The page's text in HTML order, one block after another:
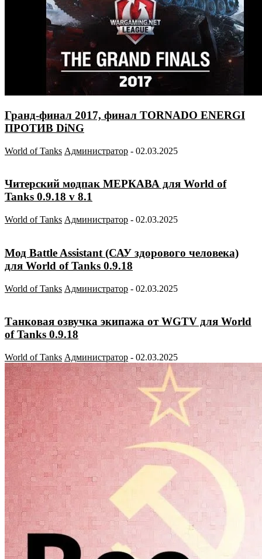
Гранд-финал 2017, финал TORNADO ENERGI
ПРОТИВ DiNG
World of Tanks Администратор - 02.03.2025
Читерский модпак МЕРКАВА для World of
Tanks 0.9.18 v 8.1
World of Tanks Администратор - 02.03.2025
Мод Battle Assistant (САУ здорового человека)
для World of Tanks 0.9.18
World of Tanks Администратор - 02.03.2025
Танковая озвучка экипажа от WGTV для World
of Tanks 0.9.18
World of Tanks Администратор - 02.03.2025